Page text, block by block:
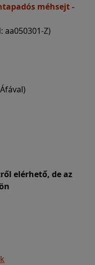
méhsejt -
aa050301-Z)
elérhető, de az